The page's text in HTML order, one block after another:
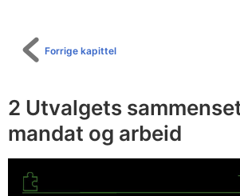
Forrige kapittel
2 Utvalgets
mandat og arbeid